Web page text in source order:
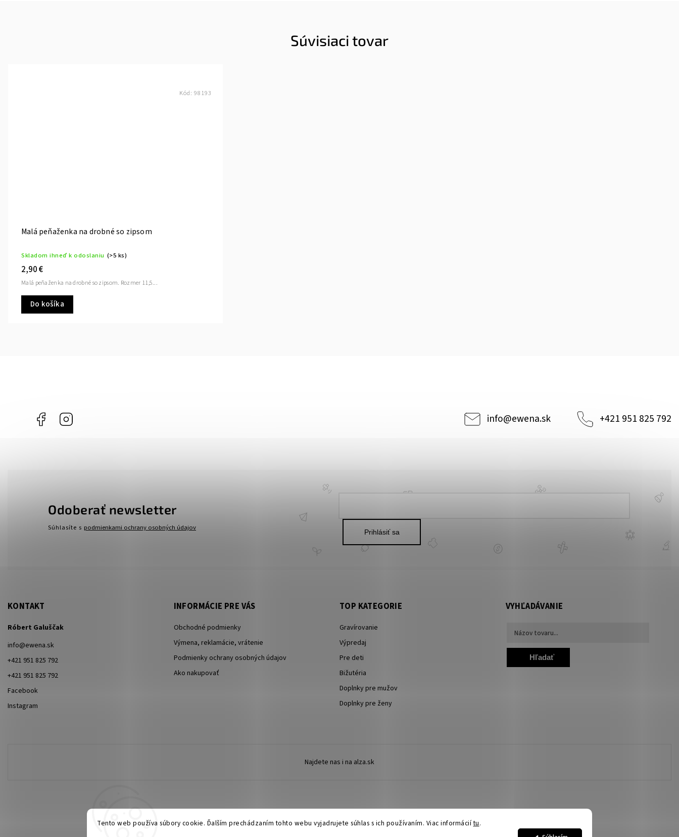
Tento web používa súbory cookie. Ďalším prechádzaním tohto webu vyjadrujete súhlas s ich používaním. Viac informáciítu.
Súvisiaci tovar
Malá peňaženka na drobné so zipsom
Skladom ihneď k odoslaniu (>5 ks)
2,90 €
Do košíka
Malá peňaženka na drobné so zipsom. Rozmer 11,5...
Kód: 98193
Facebook info@ewena.sk +421 951 825 792
Odoberať newsletter
Súhlasíte s podmienkami ochrany osobných údajov
Prihlásiť sa
KONTAKT
Róbert Galuščak
info@ewena.sk
+421 951 825 792
+421 951 825 792
Facebook
Instagram
INFORMÁCIE PRE VÁS
Obchodné podmienky
Výmena, reklamácie, vrátenie
Podmienky ochrany osobných údajov
Ako nakupovať
TOP KATEGORIE
Gravírovanie
Výpredaj
Pre deti
Bižutéria
Doplnky pre mužov
Doplnky pre ženy
VYHĽADÁVANIE
Hľadať
Najdete nas i na alza.sk
Upraviť nastavenie cookies